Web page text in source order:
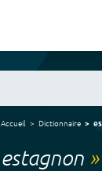
Accueil Dictionnaire
estagnon »